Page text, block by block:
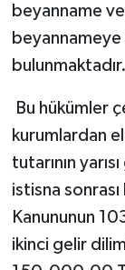
beyanname
bulunmaktadır.
Bu hükümler
kurumlardan
tutarının
istisna
Kanununun
ikinci gelir